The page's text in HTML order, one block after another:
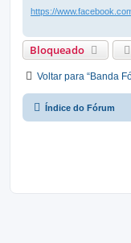
https://
Bloqueado
Voltar para “Banda
Índice do Fórum